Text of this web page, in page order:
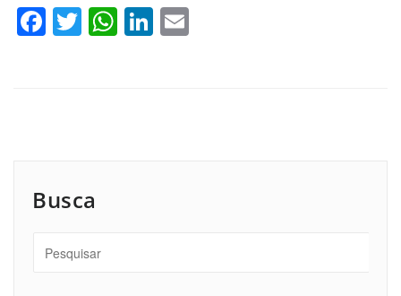
Facebook
Twitter
WhatsApp
LinkedIn
Busca